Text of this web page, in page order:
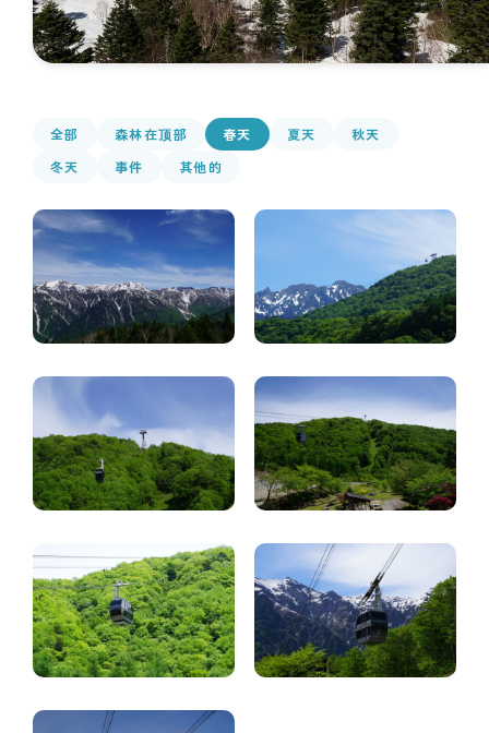
全部 森林在顶部 春天 夏天
秋天
冬天
事件 其他的